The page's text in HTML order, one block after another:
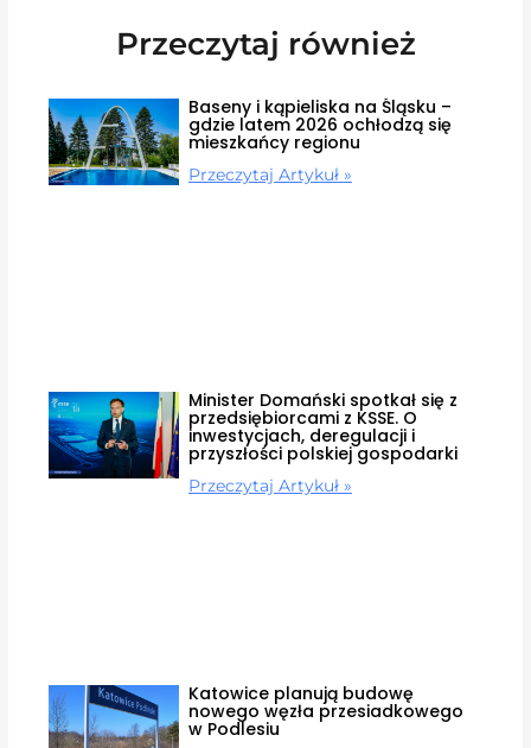
Przeczytaj również
Baseny i kąpieliska na Śląsku –
gdzie latem 2026 ochłodzą się
mieszkańcy regionu
Przeczytaj Artykuł »
Minister Domański spotkał się z
przedsiębiorcami z KSSE. O
inwestycjach, deregulacji i
przyszłości polskiej gospodarki
Przeczytaj Artykuł »
Katowice planują budowę
nowego węzła przesiadkowego
w Podlesiu